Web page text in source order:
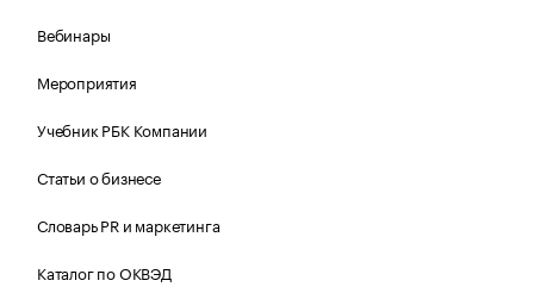
Вебинары
Мероприятия
Учебник РБК Компании
Статьи о бизнесе
Словарь PR и маркетинга
Каталог по ОКВЭД